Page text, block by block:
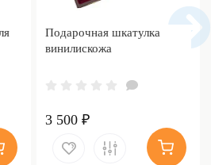
Подарочная шкатулка
винилискожа
3 500 ₽